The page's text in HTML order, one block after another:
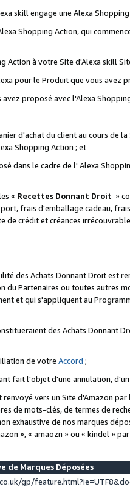
skill engage une Alexa
Shopping Action, qui
Action à votre Site d'Alexa skill
pour le Produit que vous avez
proposé avec l'Alexa
d'achat du client au cours de
Shopping Action ; et
dans le cadre de l' Alexa
« Recettes Donnant Droit »
frais d'emballage cadeau,
de crédit et créances
des Achats Donnant Droit est
du Partenaires ou toutes autres
et qui s'appliquent au
des Achats Donnant
de votre Accord ;
fait l'objet d'une annulation,
vers un Site d'Amazon
de mots-clés, de termes de
exhaustive de nos marques
», « amaozn » ou « kindel »
de Marques Déposées
gp/